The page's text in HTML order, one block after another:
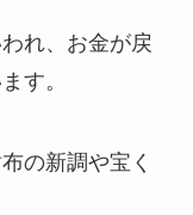
れ、お金が戻
す。
の新調や宝く